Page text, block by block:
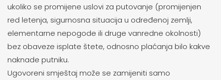
ukoliko se promijene uslovi za putovanje (promijenjen
red letenja, sigurnosna situacija u određenoj zemlji,
elementarne nepogode ili druge vanredne okolnosti)
bez obaveze isplate štete, odnosno plaćanja bilo kakve
naknade putniku.
Ugovoreni smještaj može se zamijeniti samo